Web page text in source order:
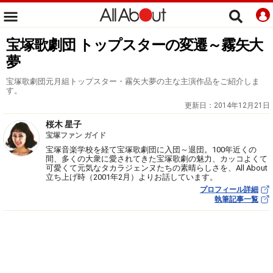
宝塚歌劇団 トップスターの変遷～霧矢大
夢
宝塚歌劇団元月組トップスター・霧矢大夢の主な主演作品をご紹介しま
す。
更新日： 2014年12月21日
桜木 星子
宝塚ファン ガイド
宝塚音楽学校を経て宝塚歌劇団に入団～退団。100年近くの
間、多くの大衆に愛されてきた宝塚歌劇の魅力、カッコよくて
可愛くて元気なタカラジェンヌたちの素晴らしさを、All About
立ち上げ時（2001年2月）よりお話しています。
プロフィール詳細
執筆記事一覧